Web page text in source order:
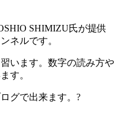
SHIMIZU氏が提供
ネルです。
います。数字の読み方や
す。
グで出来ます。?